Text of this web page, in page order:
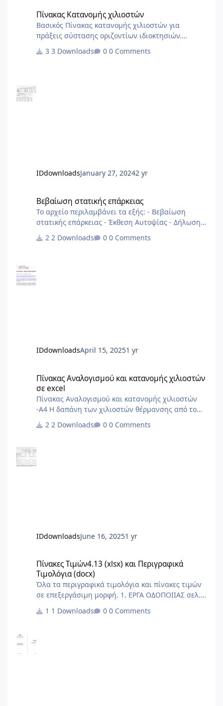
Πίνακας Κατανομής χιλιοστών
Βασικός Πίνακας κατανομής χιλιοστών για
πράξεις σύστασης οριζοντίων ιδιοκτησιών.
Χρήσιμο ως σημείο αναφοράς για να στήσετε το
δικό σας
3 Downloads 0 Comments
IDdownloadsJanuary 27, 20242 yr
Βεβαίωση στατικής επάρκειας
Το αρχείο περιλαμβάνει τα εξής: - Βεβαίωση
στατικής επάρκειας - Έκθεση Αυτοψίας - Δήλωση
2 Downloads 0 Comments
IDdownloadsApril 15, 20251 yr
Πίνακας Αναλογισμού και κατανομής χιλιοστών
σε excel
Πίνακας Αναλογισμού και κατανομής χιλιοστών
-Α4 Η δαπάνη των χιλιοστών θέρμανσης από το
αλλά με δύο συντελεστές, έναν για την χρέωση με
2 Downloads 0 Comments
IDdownloadsJune 16, 20251 yr
Πίνακες Τιμών4.13 (xlsx) και Περιγραφικά
Τιμολόγια (docx)
Όλα τα περιγραφικά τιμολόγια και πίνακες τιμών
σε επεξεργάσιμη μορφή. 1. ΕΡΓΑ ΟΔΟΠΟΙΙΑΣ σελ.
Έργων Οδοποιίας σελ. 1 - 184 1.2 Πίνακας Τιμών
1 Downloads 0 Comments